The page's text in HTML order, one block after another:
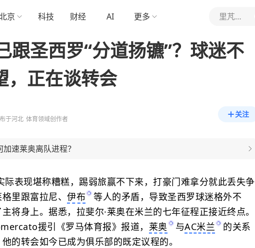
京 科技 财经 AI 更多 里芃芃体育
跟圣西罗“分道扬镳”？球迷不
，正在谈转会
于河北 体育领域创作者
关注
速莱奥离队进程？
际表现堪称糟糕，踢弱旅赢不下来，打豪门难拿分就此丢失争
里跟富拉尼、 伊布
等人的矛盾，导致圣西罗球迷格外不
将身上。据悉，拉斐尔·莱奥在米兰的七年征程正接近终点。
援引《罗马体育报》报道， 莱奥 与AC米兰
的关系
的转会如今已成为俱乐部的既定议程的。